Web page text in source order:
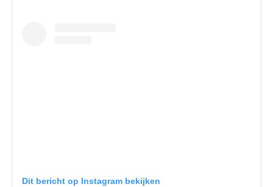
Dit bericht op Instagram bekijken